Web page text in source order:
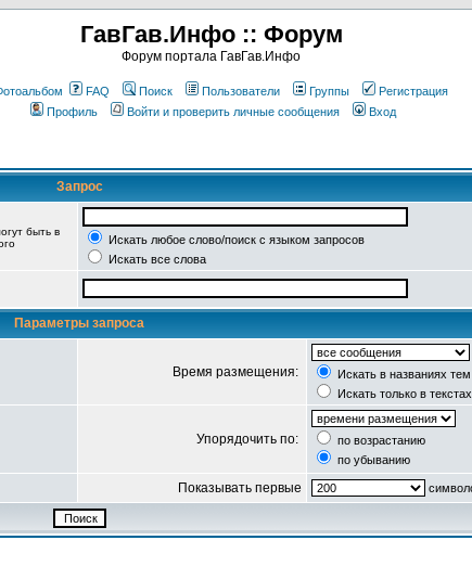
ГавГав.Инфо :: Форум
Форум портала ГавГав.Инфо
FAQ Поиск Пользователи Группы
Регистрация
Профиль
Войти и проверить личные сообщения Вход
Запрос
быть в
Искать любое слово/поиск с языком запросов
Искать все слова
Параметры запроса
Время размещения:
Искать в названиях
Искать только в
Упорядочить по:
по возрастанию
по убыванию
Показывать первые